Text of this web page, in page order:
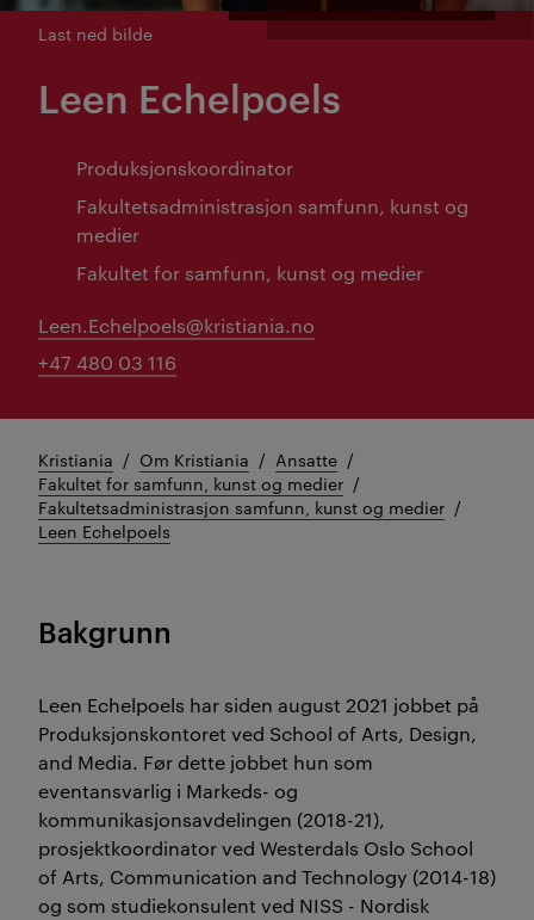
Last ned bilde
Leen Echelpoels
Produksjonskoordinator
Fakultetsadministrasjon samfunn, kunst og
medier
Fakultet for samfunn, kunst og medier
Leen.Echelpoels@kristiania.no
+47 480 03 116
Kristiania Om Kristiania
Ansatte
Fakultet for samfunn, kunst og medier
Fakultetsadministrasjon samfunn, kunst og medier
Leen Echelpoels
Bakgrunn
Leen Echelpoels har siden august 2021 jobbet på
Produksjonskontoret ved School of Arts, Design,
and Media. Før dette jobbet hun som
eventansvarlig i Markeds- og
kommunikasjonsavdelingen (2018-21),
prosjektkoordinator ved Westerdals Oslo School
of Arts, Communication and Technology (2014-18)
og som studiekonsulent ved NISS - Nordisk